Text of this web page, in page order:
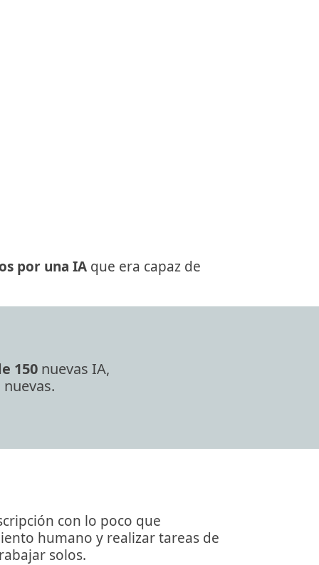
por una IA que era capaz de
150 nuevas IA,
con lo poco que
humano y realizar tareas de
solos.